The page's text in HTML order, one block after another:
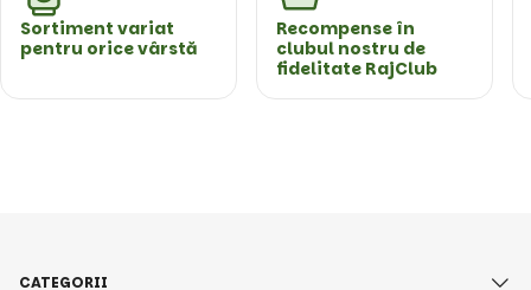
Sortiment variat
pentru orice vârstă
Recompense în
clubul nostru de
fidelitate RajClub
CATEGORII